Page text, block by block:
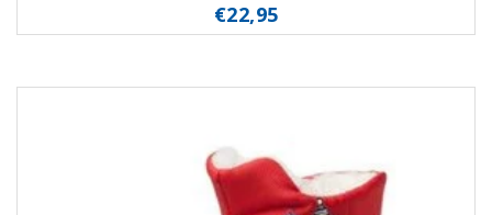
€22,95